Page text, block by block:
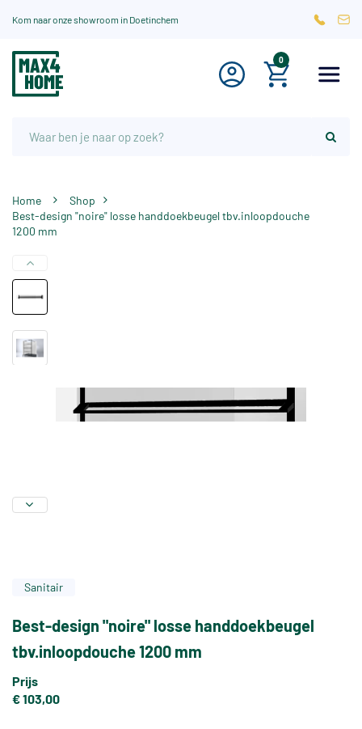
Kom naar onze showroom in Doetinchem
0
Home
Shop
Best-design "noire" losse handdoekbeugel tbv.inloopdouche
1200 mm
Sanitair
Best-design "noire" losse handdoekbeugel
tbv.inloopdouche 1200 mm
Prijs
€ 103,00